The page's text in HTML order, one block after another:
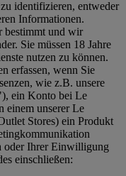
identifizieren, entweder
Informationen.
bestimmt und wir
Sie müssen 18 Jahre
nutzen zu können.
erfassen, wenn Sie
wie z.B. unsere
ein Konto bei Le
einem unserer Le
Stores) ein Produkt
oder Ihrer Einwilligung
einschließen: